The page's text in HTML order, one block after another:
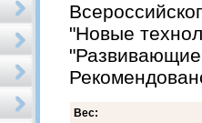
"Новые
"Развивающие
Вес: